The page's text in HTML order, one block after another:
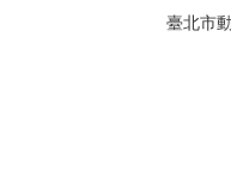
臺北市